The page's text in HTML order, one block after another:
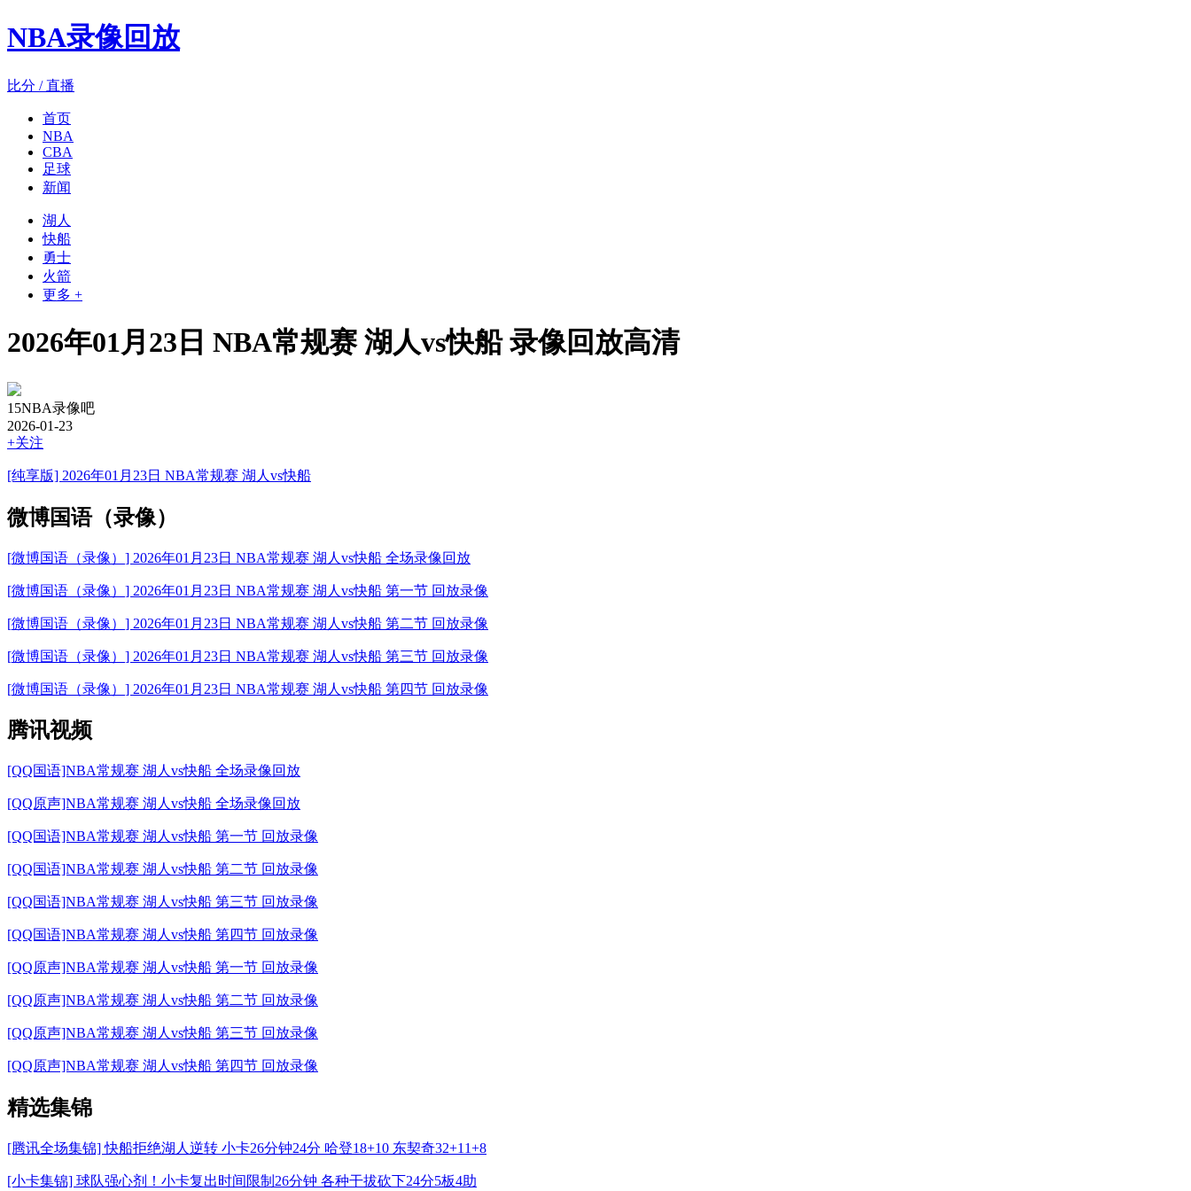
NBA录像回放
比分 / 直播
首页
NBA
CBA
足球
新闻
湖人
快船
勇士
火箭
更多 +
2026年01月23日 NBA常规赛 湖人vs快船 录像回放高清
15NBA录像吧
2026-01-23
+关注
[纯享版] 2026年01月23日 NBA常规赛 湖人vs快船
微博国语（录像）
[微博国语（录像） ] 2026年01月23日 NBA常规赛 湖人vs快船 全场录像回放
[微博国语（录像） ] 2026年01月23日 NBA常规赛 湖人vs快船 第一节 回放录像
[微博国语（录像） ] 2026年01月23日 NBA常规赛 湖人vs快船 第二节 回放录像
[微博国语（录像） ] 2026年01月23日 NBA常规赛 湖人vs快船 第三节 回放录像
[微博国语（录像） ] 2026年01月23日 NBA常规赛 湖人vs快船 第四节 回放录像
腾讯视频
[QQ国语]NBA常规赛 湖人vs快船 全场录像回放
[QQ原声]NBA常规赛 湖人vs快船 全场录像回放
[QQ国语]NBA常规赛 湖人vs快船 第一节 回放录像
[QQ国语]NBA常规赛 湖人vs快船 第二节 回放录像
[QQ国语]NBA常规赛 湖人vs快船 第三节 回放录像
[QQ国语]NBA常规赛 湖人vs快船 第四节 回放录像
[QQ原声]NBA常规赛 湖人vs快船 第一节 回放录像
[QQ原声]NBA常规赛 湖人vs快船 第二节 回放录像
[QQ原声]NBA常规赛 湖人vs快船 第三节 回放录像
[QQ原声]NBA常规赛 湖人vs快船 第四节 回放录像
精选集锦
[腾讯全场集锦] 快船拒绝湖人逆转 小卡26分钟24分 哈登18+10 东契奇32+11+8
[小卡集锦] 球队强心剂！小卡复出时间限制26分钟 各种干拔砍下24分5板4助